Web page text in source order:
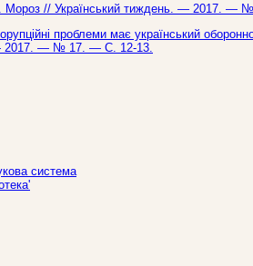
Мороз // Український тиждень. — 2017. —
проблеми має український
2017. — № 17. — С. 12-13.
система